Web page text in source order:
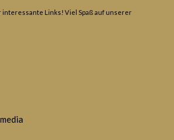
interessante Links! Viel Spaß auf unserer